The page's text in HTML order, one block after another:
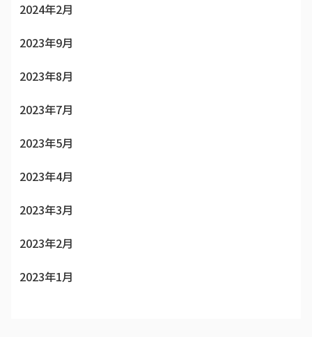
2024年2月
2023年9月
2023年8月
2023年7月
2023年5月
2023年4月
2023年3月
2023年2月
2023年1月